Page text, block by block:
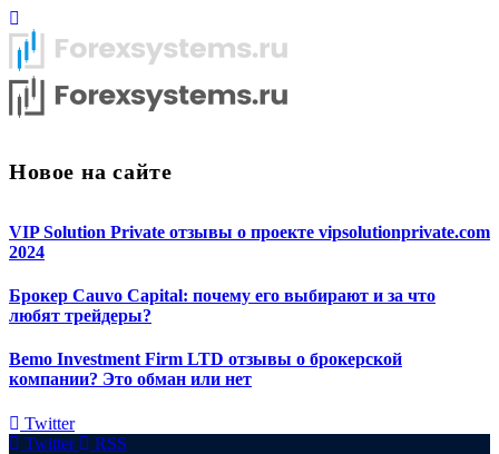
Новое на сайте
VIP Solution Private отзывы о проекте vipsolutionprivate.com
2024
Брокер Cauvo Capital: почему его выбирают и за что
любят трейдеры?
Bemo Investment Firm LTD отзывы о брокерской
компании? Это обман или нет
Twitter
Twitter
RSS